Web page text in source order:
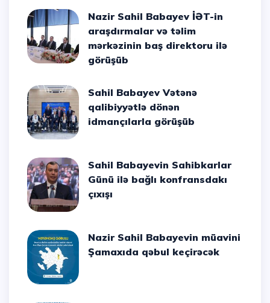
Nazir Sahil Babayev İƏT-in
araşdırmalar və təlim
mərkəzinin baş direktoru ilə
görüşüb
Sahil Babayev Vətənə
qalibiyyətlə dönən
idmançılarla görüşüb
Sahil Babayevin Sahibkarlar
Günü ilə bağlı konfransdakı
çıxışı
Nazir Sahil Babayevin müavini
Şamaxıda qəbul keçirəcək